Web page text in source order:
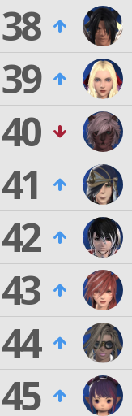
38
39
40
41
42
43
44
45